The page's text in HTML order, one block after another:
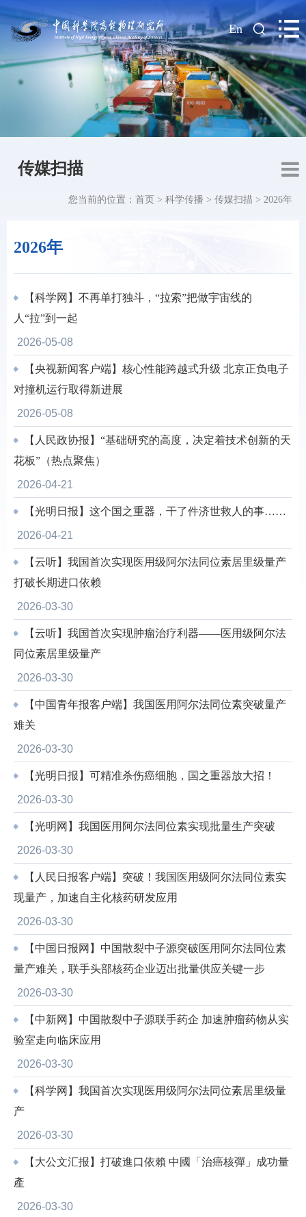
| En
传媒扫描
2026年
您当前的位置： 首页 > 科学传播 > 传媒扫描 > 2026年
【科学网】不再单打独斗，“拉索”把做宇宙线的
人“拉”到一起
2026-05-08
【央视新闻客户端】核心性能跨越式升级 北京正负电子
对撞机运行取得新进展
2026-05-08
【人民政协报】“基础研究的高度，决定着技术创新的天
花板”（热点聚焦）
2026-04-21
【光明日报】这个国之重器，干了件济世救人的事……
2026-04-21
【云听】我国首次实现医用级阿尔法同位素居里级量产
打破长期进口依赖
2026-03-30
【云听】我国首次实现肿瘤治疗利器——医用级阿尔法
同位素居里级量产
2026-03-30
【中国青年报客户端】我国医用阿尔法同位素突破量产
难关
2026-03-30
【光明日报】可精准杀伤癌细胞，国之重器放大招！
2026-03-30
【光明网】我国医用阿尔法同位素实现批量生产突破
2026-03-30
【人民日报客户端】突破！我国医用级阿尔法同位素实
现量产，加速自主化核药研发应用
2026-03-30
【中国日报网】中国散裂中子源突破医用阿尔法同位素
量产难关，联手头部核药企业迈出批量供应关键一步
2026-03-30
【中新网】中国散裂中子源联手药企 加速肿瘤药物从实
验室走向临床应用
2026-03-30
【科学网】我国首次实现医用级阿尔法同位素居里级量
产
2026-03-30
【大公文汇报】打破進口依賴 中國「治癌核彈」成功量
產
2026-03-30